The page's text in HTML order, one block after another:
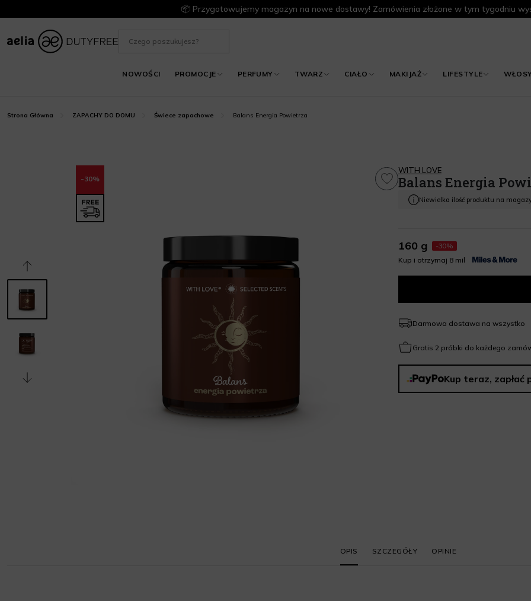
📦 Przygotowujemy magazyn na nowe dostawy! Zamówienia złożone w tym tygodniu
NOWOŚCI PROMOCJE PERFUMY TWARZ CIAŁO MAKIJAŻ LIFESTYLE
Strona Główna ZAPACHY DO DOMU Świece zapachowe Balans Energia Powietrza
-30%
WITH LOVE
Balans Energia
Niewielka ilość produktu na
160 g
-30%
Kup i otrzymaj 8 mil
Darmowa dostawa na wszystko
Gratis 2 próbki do każdego
Kup teraz, zapłać
OPIS SZCZEGÓŁY OPINIE